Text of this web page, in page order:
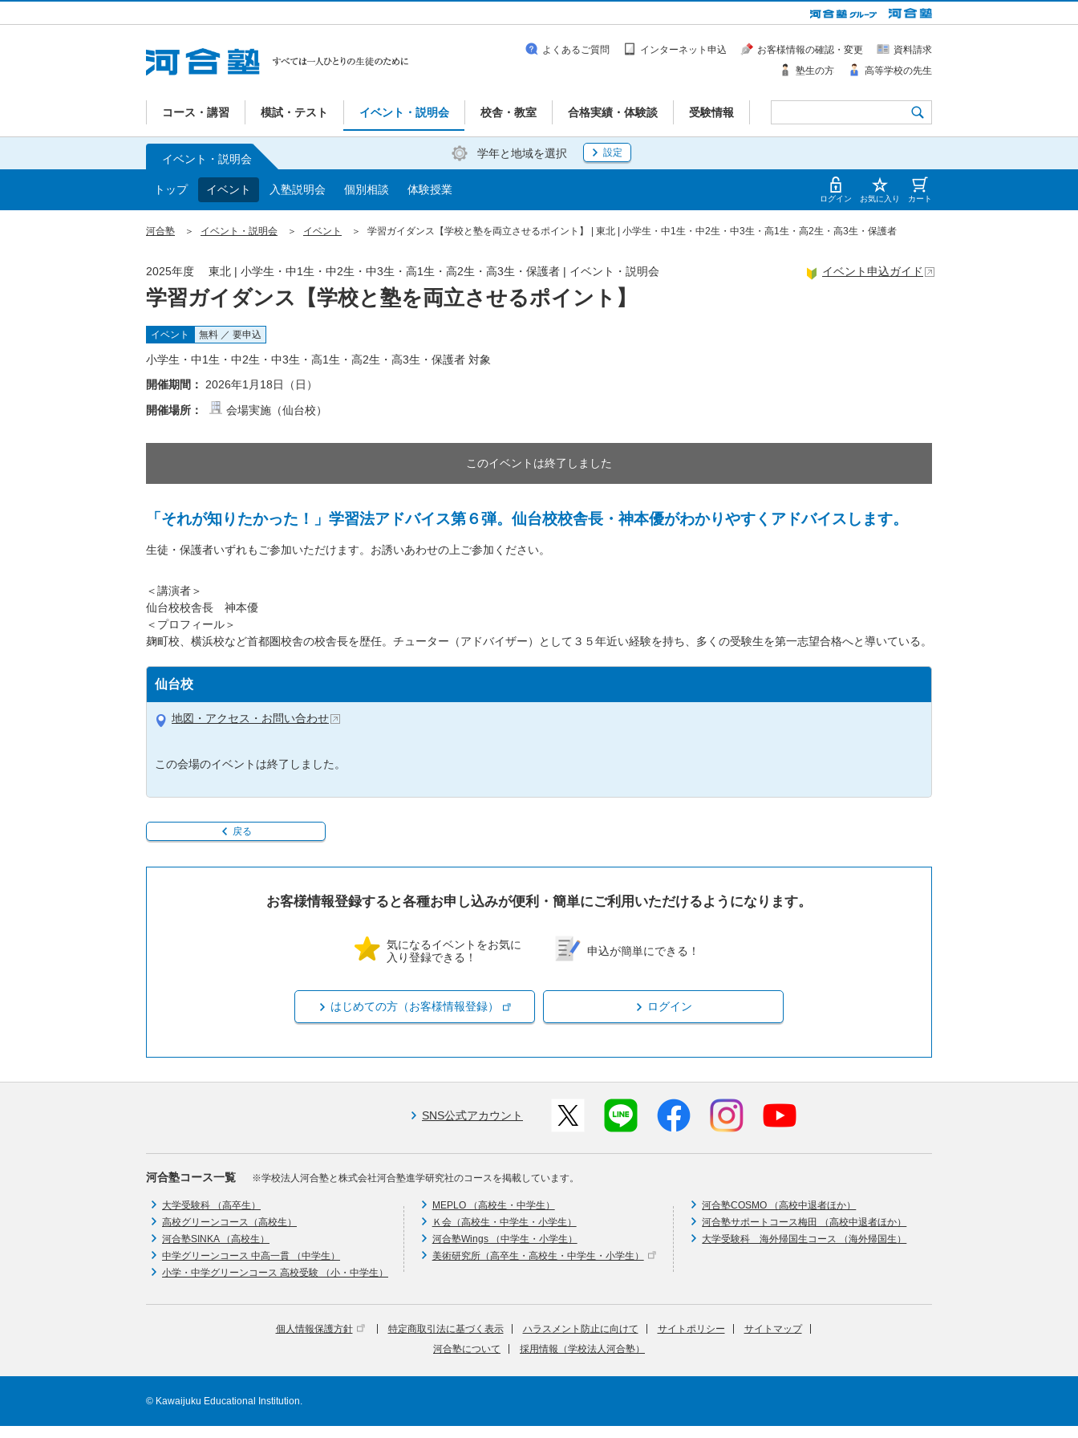
コース・講習 模試・テスト イベント・説明会 校舎・教室 合格実績・体験談 受験情報
よくあるご質問 インターネット申込 お客様情報の確認・変更
資料請求
塾生の方
高等学校の先生
学年と地域を選択 設定
イベント・説明会
トップ イベント 入塾説明会 個別相談 体験授業
ログイン お気に入り カート
河合塾 イベント・説明会 イベント 学習ガイダンス【学校と塾を両立させるポイント】 | 東北 | 小学生・中1生・中2生・中3生・高1生・高2生・高3生・保護者
学習ガイダンス【学校と塾を両立させるポイント】
2025年度 東北 | 小学生・中1生・中2生・中3生・高1生・高2生・高3生・保護者 | イベント・説明会 イベント申込ガイド
イベント 無料 ／ 要申込
小学生・中1生・中2生・中3生・高1生・高2生・高3生・保護者 対象
開催期間： 2026年1月18日（日）
開催場所：
会場実施（仙台校）
このイベントは終了しました
「それが知りたかった！」学習法アドバイス第６弾。仙台校校舎長・神本優がわかりやすくアドバイスします。
生徒・保護者いずれもご参加いただけます。お誘いあわせの上ご参加ください。
＜講演者＞
仙台校校舎長 神本優
＜プロフィール＞
麹町校、横浜校など首都圏校舎の校舎長を歴任。チューター（アドバイザー）として３５年近い経験を持ち、多くの受験生を第一志望合格へと導いている。
仙台校
地図・アクセス・お問い合わせ
この会場のイベントは終了しました。
戻る
お客様情報登録すると各種お申し込みが便利・簡単にご利用いただけるようになります。
気になるイベントをお気に
入り登録できる！
申込が簡単にできる！
はじめての方（お客様情報登録） ログイン
SNS公式アカウント
河合塾コース一覧 ※学校法人河合塾と株式会社河合塾進学研究社のコースを掲載しています。
大学受験科 （高卒生）
高校グリーンコース（高校生）
河合塾SINKA （高校生）
中学グリーンコース 中高一貫 （中学生）
小学・中学グリーンコース 高校受験 （小・中学生）
MEPLO （高校生・中学生）
Ｋ会（高校生・中学生・小学生）
河合塾Wings （中学生・小学生）
美術研究所（高卒生・高校生・中学生・小学生）
河合塾COSMO （高校中退者ほか）
河合塾サポートコース梅田 （高校中退者ほか）
大学受験科 海外帰国生コース （海外帰国生）
個人情報保護方針 特定商取引法に基づく表示 ハラスメント防止に向けて サイトポリシー
サイトマップ
河合塾について
採用情報（学校法人河合塾）
© Kawaijuku Educational Institution.